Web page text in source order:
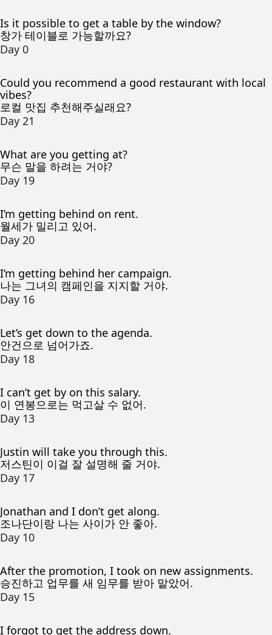
Is it possible to get a table by the window?
창가 테이블로 가능할까요?
Day 0
Could you recommend a good restaurant with local
vibes?
로컬 맛집 추천해주실래요?
Day 21
What are you getting at?
무슨 말을 하려는 거야?
Day 19
I’m getting behind on rent.
월세가 밀리고 있어.
Day 20
I’m getting behind her campaign.
나는 그녀의 캠페인을 지지할 거야.
Day 16
Let’s get down to the agenda.
안건으로 넘어가죠.
Day 18
I can’t get by on this salary.
이 연봉으로는 먹고살 수 없어.
Day 13
Justin will take you through this.
저스틴이 이걸 잘 설명해 줄 거야.
Day 17
Jonathan and I don’t get along.
조나단이랑 나는 사이가 안 좋아.
Day 10
After the promotion, I took on new assignments.
승진하고 업무를 새 임무를 받아 맡았어.
Day 15
I forgot to get the address down.